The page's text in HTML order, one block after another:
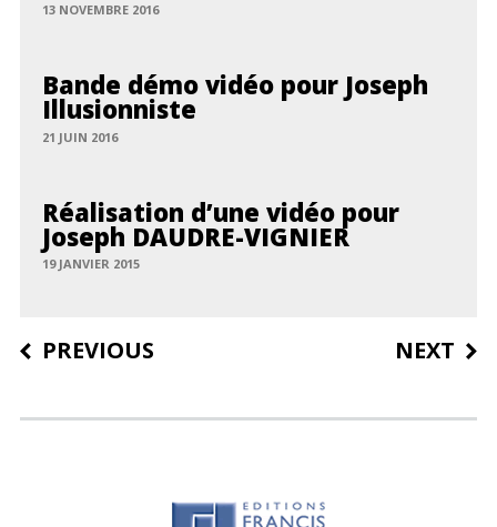
13 NOVEMBRE 2016
Bande démo vidéo pour Joseph
Illusionniste
21 JUIN 2016
Réalisation d’une vidéo pour
Joseph DAUDRE-VIGNIER
19 JANVIER 2015
Post
PREVIOUS NEXT